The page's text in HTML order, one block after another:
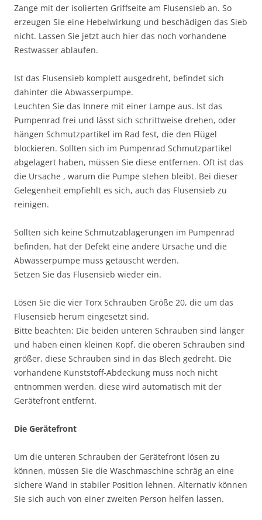
Zange mit der isolierten Griffseite am Flusensieb an. So
erzeugen Sie eine Hebelwirkung und beschädigen das Sieb
nicht. Lassen Sie jetzt auch hier das noch vorhandene
Restwasser ablaufen.
Ist das Flusensieb komplett ausgedreht, befindet sich
dahinter die Abwasserpumpe.
Leuchten Sie das Innere mit einer Lampe aus. Ist das
Pumpenrad frei und lässt sich schrittweise drehen, oder
hängen Schmutzpartikel im Rad fest, die den Flügel
blockieren. Sollten sich im Pumpenrad Schmutzpartikel
abgelagert haben, müssen Sie diese entfernen. Oft ist das
die Ursache , warum die Pumpe stehen bleibt. Bei dieser
Gelegenheit empfiehlt es sich, auch das Flusensieb zu
reinigen.
Sollten sich keine Schmutzablagerungen im Pumpenrad
befinden, hat der Defekt eine andere Ursache und die
Abwasserpumpe muss getauscht werden.
Setzen Sie das Flusensieb wieder ein.
Lösen Sie die vier Torx Schrauben Größe 20, die um das
Flusensieb herum eingesetzt sind.
Bitte beachten: Die beiden unteren Schrauben sind länger
und haben einen kleinen Kopf, die oberen Schrauben sind
größer, diese Schrauben sind in das Blech gedreht. Die
vorhandene Kunststoff-Abdeckung muss noch nicht
entnommen werden, diese wird automatisch mit der
Gerätefront entfernt.
Die Gerätefront
Um die unteren Schrauben der Gerätefront lösen zu
können, müssen Sie die Waschmaschine schräg an eine
sichere Wand in stabiler Position lehnen. Alternativ können
Sie sich auch von einer zweiten Person helfen lassen.